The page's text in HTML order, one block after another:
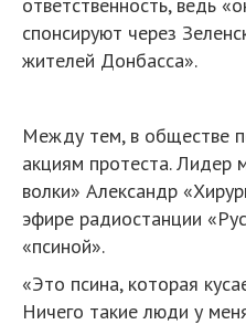
ответственность, ведь
спонсируют через
жителей Донбасса».
Между тем, в обществе
акциям протеста. Лидер
волки» Александр
эфире радиостанции
«псиной».
«Это псина, которая
Ничего такие люди у